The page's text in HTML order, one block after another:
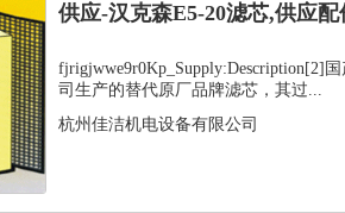
供应-汉克森E5-20滤芯,供应配
fjrigjwwe9r0Kp_Supply:Description[2]
司生产的替代原厂品牌滤芯，其过...
杭州佳洁机电设备有限公司